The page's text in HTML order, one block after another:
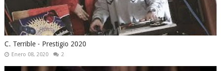
C. Terrible - Prestigio 2020
Enero 08, 2020 2